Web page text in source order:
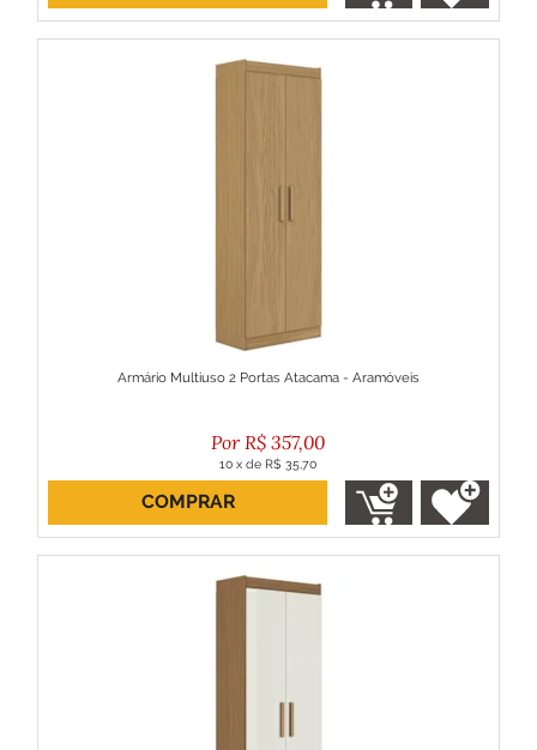
Armário Multiuso 2 Portas Atacama - Aramóveis
R$ 357,00
10 x de R$ 35,70
ou R$ 321,30 no boleto
COMPRAR